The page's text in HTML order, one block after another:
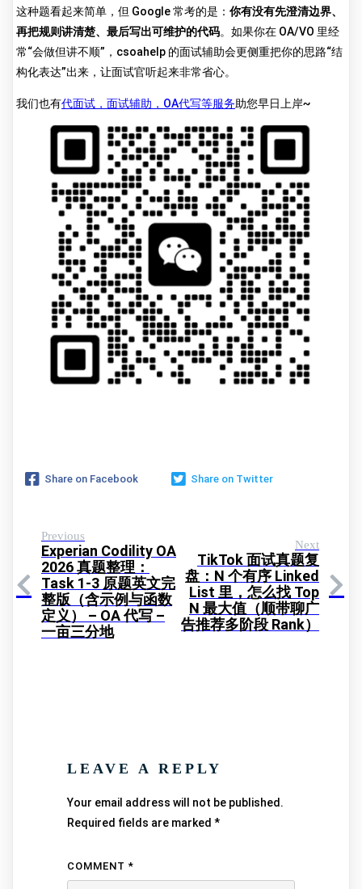
这种题看起来简单，但 Google 常考的是： 你有没有先澄清边界、
再把规则讲清楚、最后写出可维护的代码。如果你在 OA/VO 里经
常“会做但讲不顺”，csoahelp 的面试辅助会更侧重把你的思路“结
构化表达”出来，让面试官听起来非常省心。
我们也有代面试，面试辅助，OA代写等服务助您早日上岸~
Share on Facebook Share on Twitter
Previous
Experian Codility OA
2026 真题整理：
Task 1-3 原题英文完
整版（含示例与函数
定义） – OA 代写 –
一亩三分地
Next
TikTok 面试真题复
盘：N 个有序 Linked
List 里，怎么找 Top
N 最大值（顺带聊广
告推荐多阶段 Rank）
LEAVE A REPLY
Your email address will not be published.
Required fields are marked *
COMMENT *